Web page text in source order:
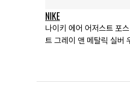
NIKE
나이키 에어 어저스트 포
트 그레이 앤 메탈릭 실버